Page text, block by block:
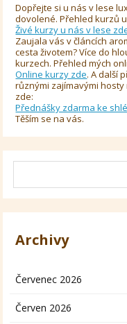
Dopřejte si u nás v lese
dovolené. Přehled kurzů
Živé kurzy u nás v lese
Zaujala vás v článcích
cesta životem? Více do
kurzech. Přehled mých
Online kurzy zde. A další
různými zajímavými
zde:
Přednášky zdarma ke
Těším se na vás.
Archivy
Červenec 2026
Červen 2026